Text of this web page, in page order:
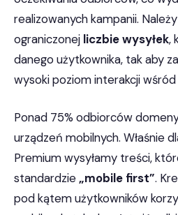
realizowanych kampanii.
ograniczonej liczbie wysyłek,
danego użytkownika, tak aby
wysoki poziom interakcji
Ponad 75% odbiorców
urządzeń mobilnych. Właśnie
Premium wysyłamy treści,
standardzie „mobile first”.
pod kątem użytkowników